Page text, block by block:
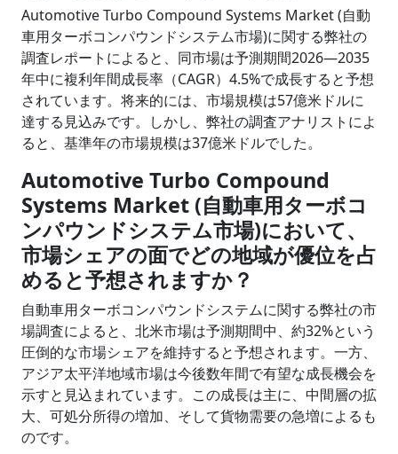
Automotive Turbo Compound Systems Market (自動
車用ターボコンパウンドシステム市場)に関する弊社の
調査レポートによると、同市場は予測期間2026―2035
年中に複利年間成長率（CAGR）4.5%で成長すると予想
されています。将来的には、市場規模は57億米ドルに
達する見込みです。しかし、弊社の調査アナリストによ
ると、基準年の市場規模は37億米ドルでした。
Automotive Turbo Compound
Systems Market (自動車用ターボコ
ンパウンドシステム市場)において、
市場シェアの面でどの地域が優位を占
めると予想されますか？
自動車用ターボコンパウンドシステムに関する弊社の市
場調査によると、北米市場は予測期間中、約32%という
圧倒的な市場シェアを維持すると予想されます。一方、
アジア太平洋地域市場は今後数年間で有望な成長機会を
示すと見込まれています。この成長は主に、中間層の拡
大、可処分所得の増加、そして貨物需要の急増によるも
のです。